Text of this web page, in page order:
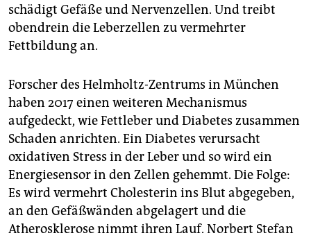
schädigt Gefäße und Nervenzellen. Und treibt
obendrein die Leberzellen zu vermehrter
Fettbildung an.
Forscher des Helmholtz-Zentrums in München
haben 2017 einen weiteren Mechanismus
aufgedeckt, wie Fettleber und Diabetes zusammen
Schaden anrichten. Ein Diabetes verursacht
oxidativen Stress in der Leber und so wird ein
Energiesensor in den Zellen gehemmt. Die Folge:
Es wird vermehrt Cholesterin ins Blut abgegeben,
an den Gefäßwänden abgelagert und die
Atherosklerose nimmt ihren Lauf. Norbert Stefan